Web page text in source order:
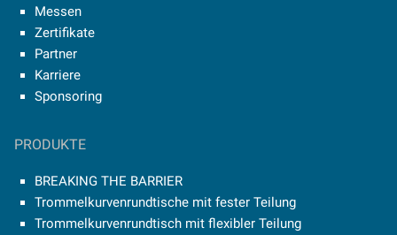
Messen
Zertifikate
Partner
Karriere
Sponsoring
PRODUKTE
BREAKING THE BARRIER
Trommelkurvenrundtische mit fester Teilung
Trommelkurvenrundtisch mit flexibler Teilung